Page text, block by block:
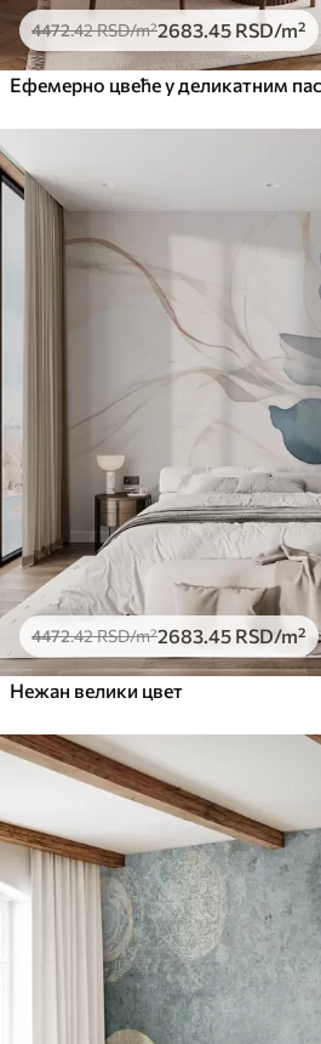
4472.42RSD/m²2683 .45 RSD/m²
4472.42RSD/m²2683 .45 RSD/m²
Нежан велики цвет